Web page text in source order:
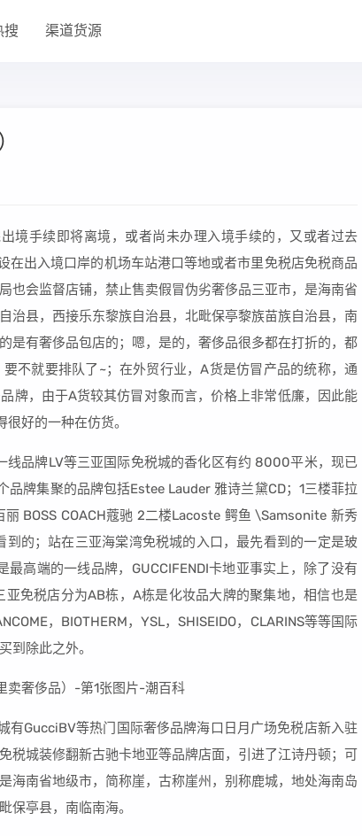
搜 渠道货源
境手续即将离境，或者尚未办理入境手续的，又或者过去
出入境口岸的机场车站港口等地或者市里免税店免税商品
也会监督店铺，禁止售卖假冒伪劣奢侈品三亚市，是海南省
治县，西接乐东黎族自治县，北毗保亭黎族苗族自治县，南
是有奢侈品包店的；嗯，是的，奢侈品很多都在打折的，都
不就要排队了~；在外贸行业，A货是仿冒产品的统称，通
牌，由于A货较其仿冒对象而言，价格上非常低廉，因此能
好的一种在仿货。
品牌LV等三亚国际免税城的香化区有约 8000平米，现已
牌集聚的品牌包括Estee Lauder 雅诗兰黛CD；1三楼菲拉
BOSS COACH蔻驰 2二楼Lacoste 鳄鱼 \Samsonite 新秀
的；站在三亚海棠湾免税城的入口，最先看到的一定是玻
高端的一线品牌，GUCCIFENDI卡地亚事实上，除了没有
免税店分为AB栋，A栋是化妆品大牌的聚集地，相信也是
，BIOTHERM，YSL，SHISEIDO，CLARINS等等国际
到除此之外。
GucciBV等热门国际奢侈品牌海口日月广场免税店新入驻
税城装修翻新古驰卡地亚等品牌店面，引进了江诗丹顿；可
海南省地级市，简称崖，古称崖州，别称鹿城，地处海南岛
保亭县，南临南海。